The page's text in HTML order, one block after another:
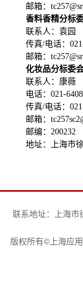
邮箱：
香料香精分标
联系人：袁园
传真/电话：
邮箱：
化妆品分标委
联系人：康薇
电话：021-
传真/电话：
邮箱：
邮编：200232
地址：上海市
联系地址：上海
版权所有©上海应